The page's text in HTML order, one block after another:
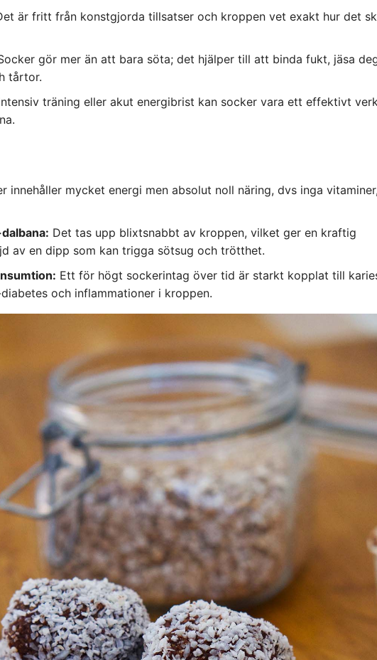
är fritt från konstgjorda tillsatser och kroppen vet exakt hur det
gör mer än att bara söta; det hjälper till att binda fukt, jäsa
tårtor.
träning eller akut energibrist kan socker vara ett effektivt
innehåller mycket energi men absolut noll näring, dvs inga vitaminer,
Det tas upp blixtsnabbt av kroppen, vilket ger en kraftig
av en dipp som kan trigga sötsug och trötthet.
Ett för högt sockerintag över tid är starkt kopplat till
och inflammationer i kroppen.